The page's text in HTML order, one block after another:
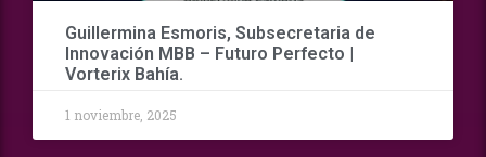
Guillermina Esmoris, Subsecretaria de
Innovación MBB – Futuro Perfecto |
Vorterix Bahía.
1 noviembre, 2025